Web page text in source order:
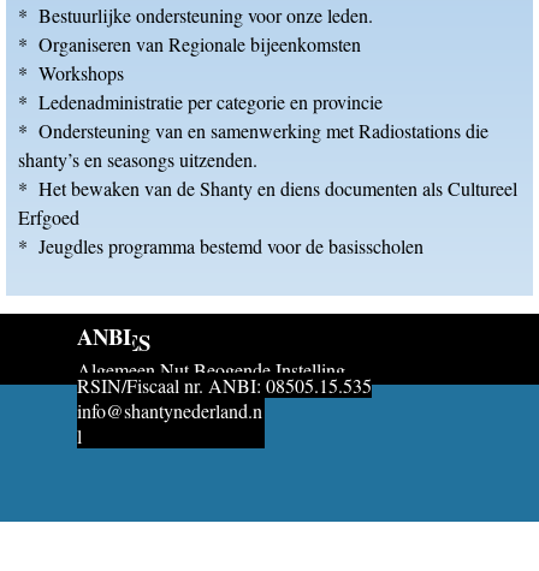
* Bestuurlijke ondersteuning voor onze leden.
* Organiseren van Regionale bijeenkomsten
* Workshops
* Ledenadministratie per categorie en provincie
* Ondersteuning van en samenwerking met Radiostations die
shanty’s en seasongs uitzenden.
* Het bewaken van de Shanty en diens documenten als Cultureel
Erfgoed
* Jeugdles programma bestemd voor de basisscholen
ANBI
INFO
ADRES
Algemeen Nut Beogende Instelling
KvK  52597636
Pr. Hendrikweg 14
Putten -
info@shantynederland.n
l
NL48 RABO 012.32.10.240
RSIN/Fiscaal nr. ANBI: 08505.15.535
Terug naar de inhoud